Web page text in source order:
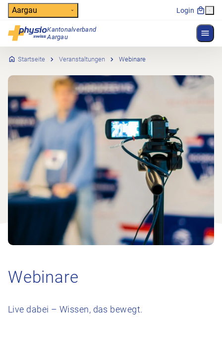
Header
Aargau Login
Kantonalverband
Aargau
Hauptnavigation
Startseite Veranstaltungen Webinare
Webinare
Live dabei – Wissen, das bewegt.